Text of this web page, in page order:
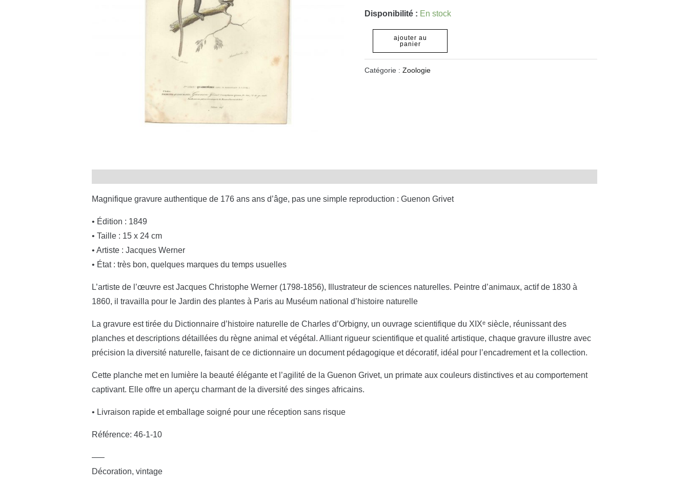
Disponibilité : En stock
ajouter au
panier
Catégorie :Zoologie
Magnifique gravure authentique de 176 ans ans d’âge, pas une simple reproduction : Guenon Grivet
• Édition : 1849
• Taille : 15 x 24 cm
• Artiste : Jacques Werner
• État : très bon, quelques marques du temps usuelles
L’artiste de l’œuvre est Jacques Christophe Werner (1798-1856), Illustrateur de sciences naturelles. Peintre d’animaux, actif de 1830 à
1860, il travailla pour le Jardin des plantes à Paris au Muséum national d’histoire naturelle
La gravure est tirée du Dictionnaire d’histoire naturelle de Charles d’Orbigny, un ouvrage scientifique du XIXᵉ siècle, réunissant des
planches et descriptions détaillées du règne animal et végétal. Alliant rigueur scientifique et qualité artistique, chaque gravure illustre avec
précision la diversité naturelle, faisant de ce dictionnaire un document pédagogique et décoratif, idéal pour l’encadrement et la collection.
Cette planche met en lumière la beauté élégante et l’agilité de la Guenon Grivet, un primate aux couleurs distinctives et au comportement
captivant. Elle offre un aperçu charmant de la diversité des singes africains.
• Livraison rapide et emballage soigné pour une réception sans risque
Référence: 46-1-10
—–
Décoration, vintage